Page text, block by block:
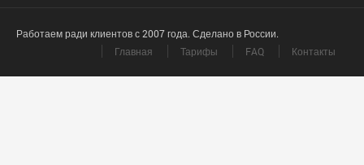
Работаем ради клиентов с 2007 года. Сделано в России.
Главная
Тарифы FAQ Контакты